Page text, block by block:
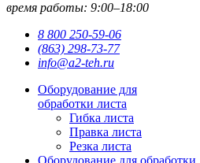
время работы: 9:00–18:00
8 800 250-59-06
(863) 298-73-77
info@a2-teh.ru
Оборудование для
обработки листа
Гибка листа
Правка листа
Резка листа